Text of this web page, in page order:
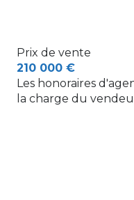
cuisine
couloir
salle de bain
Prix de vente
210 000 €
Les honoraires
la charge du